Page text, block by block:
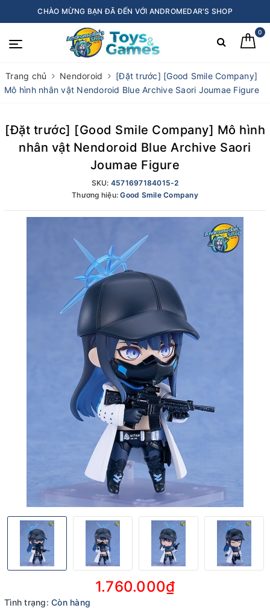
CHÀO MỪNG BẠN ĐÃ ĐẾN VỚI ANDROMEDAR'S SHOP
0
Trang chủ Nendoroid
[Đặt trước] [Good Smile Company]
Mô hình nhân vật Nendoroid Blue Archive Saori Joumae Figure
[Đặt trước] [Good Smile Company] Mô hình
nhân vật Nendoroid Blue Archive Saori
Joumae Figure
SKU: 4571697184015-2
Thương hiệu:Good Smile Company
1.760.000₫
Tình trạng: Còn hàng